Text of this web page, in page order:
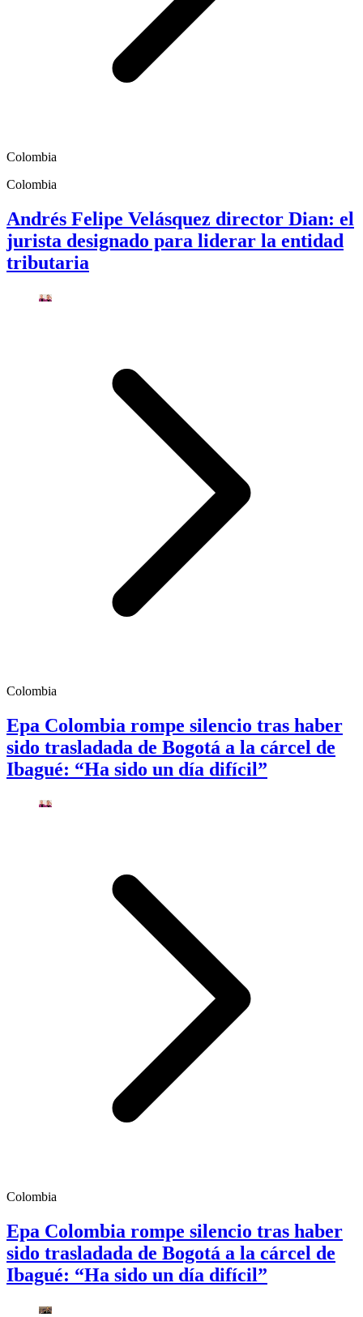
Colombia
Colombia
Andrés Felipe Velásquez director Dian: el
jurista designado para liderar la entidad
tributaria
Colombia
Epa Colombia rompe silencio tras haber
sido trasladada de Bogotá a la cárcel de
Ibagué: “Ha sido un día difícil”
Colombia
Epa Colombia rompe silencio tras haber
sido trasladada de Bogotá a la cárcel de
Ibagué: “Ha sido un día difícil”